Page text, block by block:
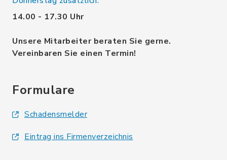
14.00 - 17.30 Uhr
Unsere Mitarbeiter beraten Sie gerne.
Vereinbaren Sie einen Termin!
Formulare
Schadensmelder
Eintrag ins Firmenverzeichnis